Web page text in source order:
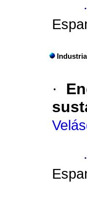
·
Industrial
·
·